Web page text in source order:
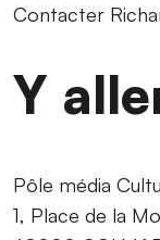
Contacter
Y
Pôle média
1, Place de la